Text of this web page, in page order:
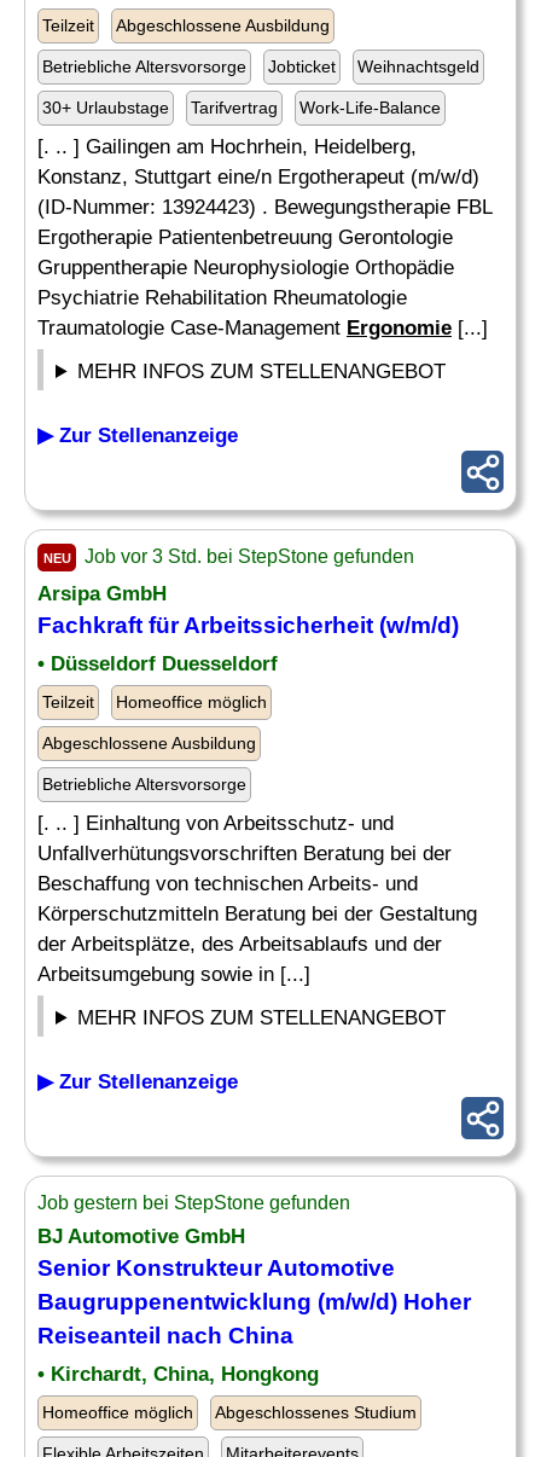
Teilzeit Abgeschlossene Ausbildung
Betriebliche Altersvorsorge Jobticket Weihnachtsgeld
30+ Urlaubstage Tarifvertrag Work-Life-Balance
[. .. ] Gailingen am Hochrhein, Heidelberg,
Konstanz, Stuttgart eine/n Ergotherapeut (m/w/d)
(ID-Nummer: 13924423) . Bewegungstherapie FBL
Ergotherapie Patientenbetreuung Gerontologie
Gruppentherapie Neurophysiologie Orthopädie
Psychiatrie Rehabilitation Rheumatologie
Traumatologie Case-Management Ergonomie [...]
MEHR INFOS ZUM STELLENANGEBOT
▶ Zur Stellenanzeige
NEU Job vor 3 Std. bei StepStone gefunden
Arsipa GmbH
Fachkraft für Arbeitssicherheit (w/m/d)
• Düsseldorf Duesseldorf
Teilzeit Homeoffice möglich
Abgeschlossene Ausbildung
Betriebliche Altersvorsorge
[. .. ] Einhaltung von Arbeitsschutz- und
Unfallverhütungsvorschriften Beratung bei der
Beschaffung von technischen Arbeits- und
Körperschutzmitteln Beratung bei der Gestaltung
der Arbeitsplätze, des Arbeitsablaufs und der
Arbeitsumgebung sowie in [...]
MEHR INFOS ZUM STELLENANGEBOT
▶ Zur Stellenanzeige
Job gestern bei StepStone gefunden
BJ Automotive GmbH
Senior Konstrukteur Automotive
Baugruppenentwicklung (m/w/d) Hoher
Reiseanteil nach China
• Kirchardt, China, Hongkong
Homeoffice möglich Abgeschlossenes Studium